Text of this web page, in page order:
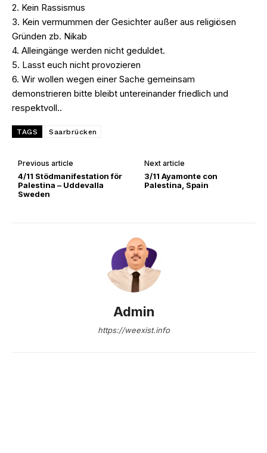
2. Kein Rassismus
3. Kein vermummen der Gesichter außer aus religiösen
Gründen zb. Nikab
4. Alleingänge werden nicht geduldet.
5. Lasst euch nicht provozieren
6. Wir wollen wegen einer Sache gemeinsam
demonstrieren bitte bleibt untereinander friedlich und
respektvoll..
TAGS Saarbrücken
Previous article
4/11 Stödmanifestation för
Palestina – Uddevalla
Sweden
Next article
3/11 Ayamonte con
Palestina, Spain
Admin
https://weexist.info